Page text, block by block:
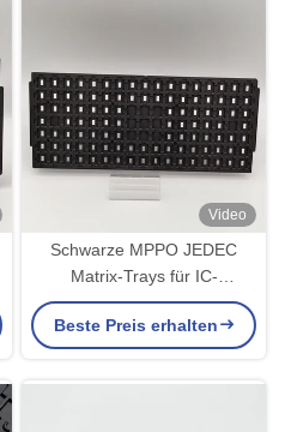
Video
Schwarze MPPO JEDEC
Matrix-Trays für IC-
Abteilungen mit BGA-
Verpackung
Beste Preis erhalten